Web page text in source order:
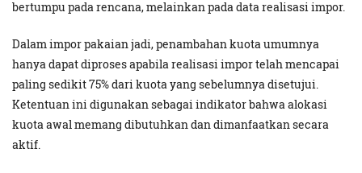
bertumpu pada rencana, melainkan pada data realisasi impor.
Dalam impor pakaian jadi, penambahan kuota umumnya
hanya dapat diproses apabila realisasi impor telah mencapai
paling sedikit 75% dari kuota yang sebelumnya disetujui.
Ketentuan ini digunakan sebagai indikator bahwa alokasi
kuota awal memang dibutuhkan dan dimanfaatkan secara
aktif.